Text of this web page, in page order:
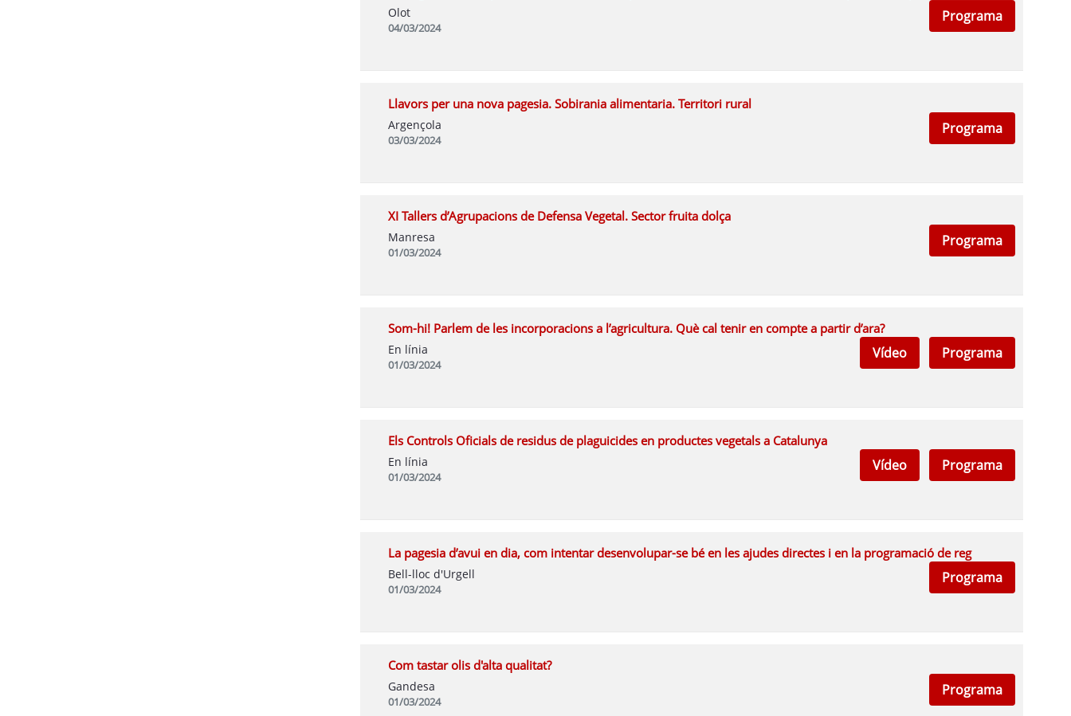
Olot
04/03/2024
Programa
Llavors per una nova pagesia. Sobirania alimentaria. Territori rural
Argençola
03/03/2024
Programa
XI Tallers d’Agrupacions de Defensa Vegetal. Sector fruita dolça
Manresa
01/03/2024
Programa
Som-hi! Parlem de les incorporacions a l’agricultura. Què cal tenir en compte a partir d’ara?
En línia
01/03/2024
Vídeo Programa
Els Controls Oficials de residus de plaguicides en productes vegetals a Catalunya
En línia
01/03/2024
Vídeo Programa
La pagesia d’avui en dia, com intentar desenvolupar-se bé en les ajudes directes i en la programació de reg
Bell-lloc d'Urgell
01/03/2024
Programa
Com tastar olis d'alta qualitat?
Gandesa
01/03/2024
Programa